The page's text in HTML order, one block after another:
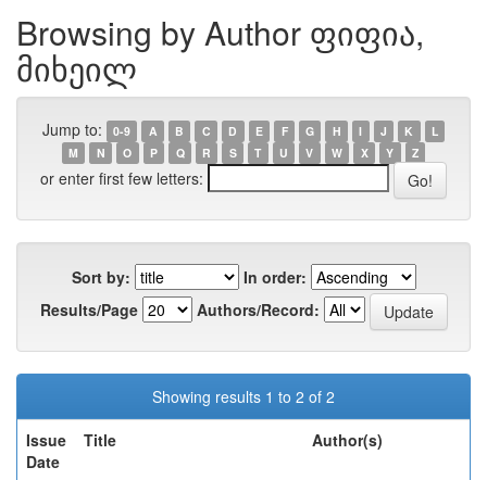
Browsing by Author ფიფია,
მიხეილ
Jump to: 0-9 A B C D E F G H I J K
L
M
N O P Q R S T U V W X Y Z
or enter first few letters:
Sort by:
In order:
Results/Page
Authors/Record:
Showing results 1 to 2 of 2
Issue
Date
Title Author(s)